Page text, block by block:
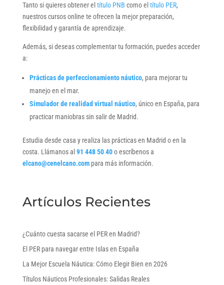
Tanto si quieres obtener el título PNB como el título PER,
nuestros cursos online te ofrecen la mejor preparación,
flexibilidad y garantía de aprendizaje.
Además, si deseas complementar tu formación, puedes acceder
a:
Prácticas de perfeccionamiento náutico, para mejorar tu
manejo en el mar.
Simulador de realidad virtual náutico, único en España, para
practicar maniobras sin salir de Madrid.
Estudia desde casa y realiza las prácticas en Madrid o en la
costa. Llámanos al 91 448 50 40o escríbenos a
elcano@cenelcano.compara más información.
Artículos Recientes
¿Cuánto cuesta sacarse el PER en Madrid?
El PER para navegar entre Islas en España
La Mejor Escuela Náutica: Cómo Elegir Bien en 2026
Títulos Náuticos Profesionales: Salidas Reales